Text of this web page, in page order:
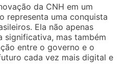
da CNH em um
representa uma conquista
Ela não apenas
significativa, mas também
entre o governo e o
cada vez mais digital e